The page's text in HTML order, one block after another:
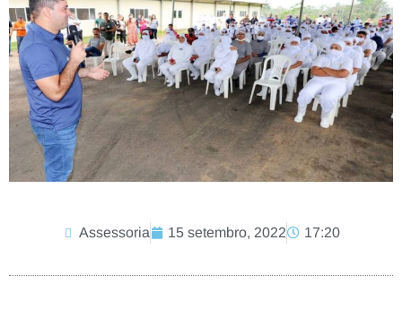
Assessoria 15 setembro, 2022 17:20